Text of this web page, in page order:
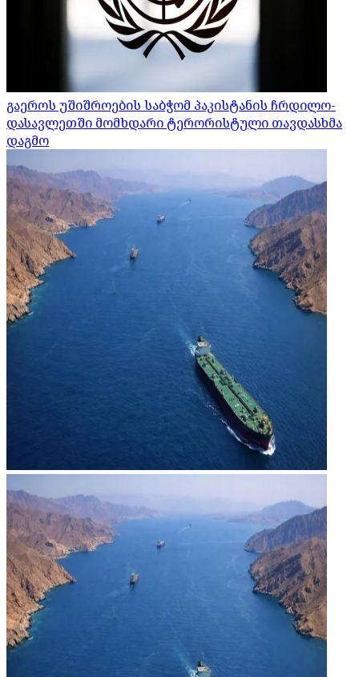
გაეროს უშიშროების საბჭომ პაკისტანის ჩრდილო-
დასავლეთში მომხდარი ტერორისტული თავდასხმა
დაგმო